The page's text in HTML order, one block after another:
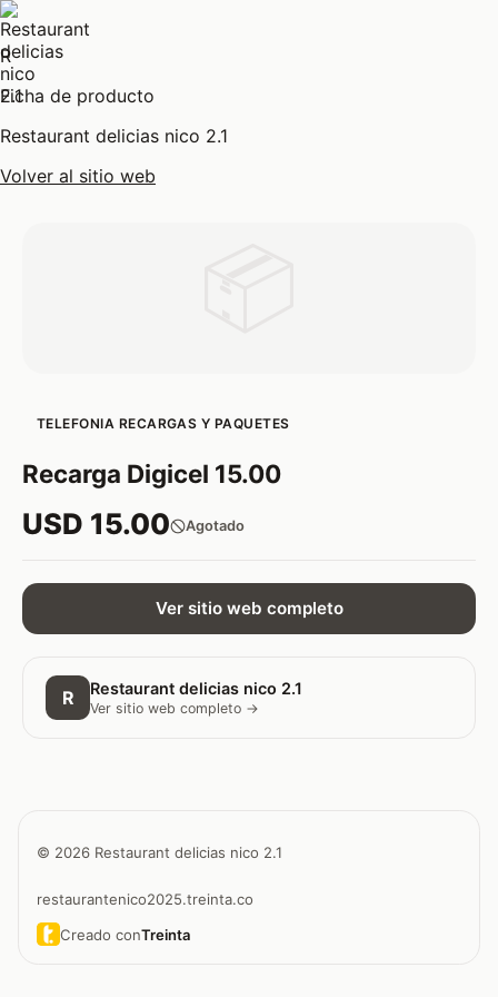
R
Ficha de producto
Restaurant delicias nico 2.1
Volver al sitio web
TELEFONIA RECARGAS Y PAQUETES
Recarga Digicel 15.00
USD 15.00 Agotado
Ver sitio web completo
R Restaurant delicias nico 2.1
Ver sitio web completo →
© 2026 Restaurant delicias nico 2.1
restaurantenico2025.treinta.co
Creado conTreinta